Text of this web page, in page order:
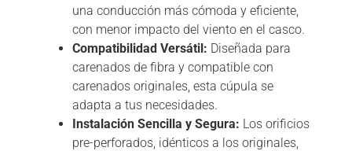
una conducción más cómoda y eficiente,
con menor impacto del viento en el casco.
Compatibilidad Versátil: Diseñada para
carenados de fibra y compatible con
carenados originales, esta cúpula se
adapta a tus necesidades.
Instalación Sencilla y Segura: Los orificios
pre-perforados, idénticos a los originales,